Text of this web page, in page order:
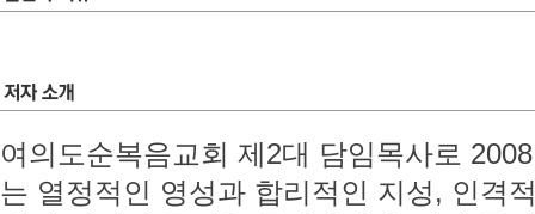
여의도순복음교회 제2대 담임목사로
는 열정적인 영성과 합리적인 지성, 인격